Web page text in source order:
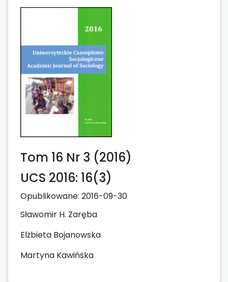
Tom 16 Nr 3 (2016)
UCS 2016: 16(3)
Opublikowane: 2016-09-30
Sławomir H. Zaręba
Elżbieta Bojanowska
Martyna Kawińska